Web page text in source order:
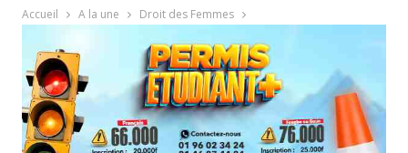
Accueil A la une Droit des Femmes